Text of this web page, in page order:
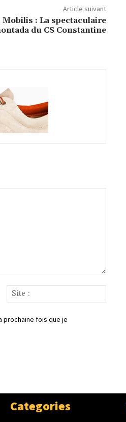
Article suivant
Mobilis : La spectaculaire
du CS Constantine
Email
:
prochaine fois que je
Categories